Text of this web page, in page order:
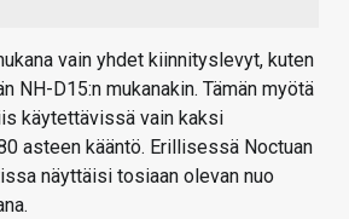
vain yhdet kiinnityslevyt, kuten
NH-D15:n mukanakin. Tämän myötä
käytettävissä vain kaksi
asteen kääntö. Erillisessä Noctuan
näyttäisi tosiaan olevan nuo